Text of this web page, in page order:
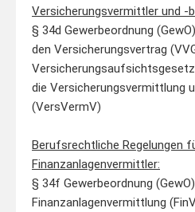
Versicherungsvermittler und -
§ 34d Gewerbeordnung
den Versicherungsvertrag
die Versicherungsvermittlung
(VersVermV)
Berufsrechtliche Regelungen
Finanzanlagenvermittler:
§ 34f Gewerbeordnung
Finanzanlagenvermittlung